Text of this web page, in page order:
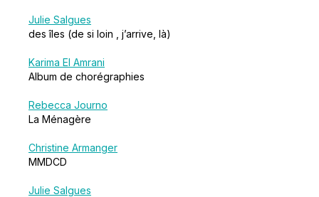
Julie Salgues
des îles (de si loin , j’arrive, là)
Karima El Amrani
Album de chorégraphies
Rebecca Journo
La Ménagère
Christine Armanger
MMDCD
Julie Salgues